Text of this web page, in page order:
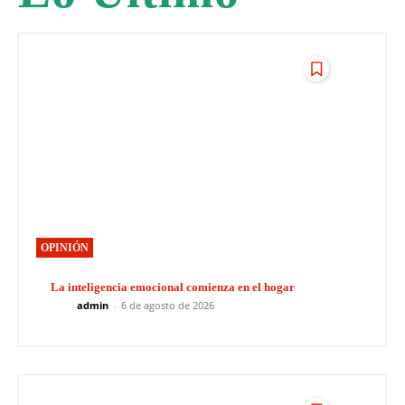
OPINIÓN
La inteligencia emocional comienza en el hogar
admin - 6 de agosto de 2026